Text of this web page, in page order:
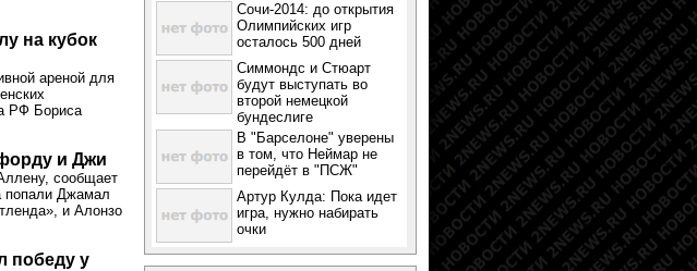
на кубок
ареной для
РФ Бориса
и Джи
сообщает
попали Джамал
и Алонзо
победу у
Сочи-2014: до открытия
Олимпийских игр
осталось 500 дней
Симмондс и Стюарт
будут выступать во
второй немецкой
бундеслиге
В "Барселоне" уверены
в том, что Неймар не
перейдёт в "ПСЖ"
Артур Кулда: Пока идет
игра, нужно набирать
очки